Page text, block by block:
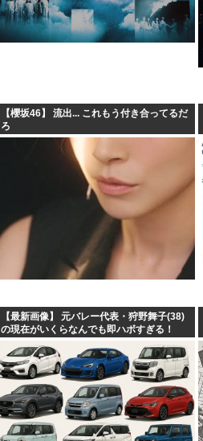
【櫻坂46】 流出... これもう付き合ってるだ
ろ
【最新画像】 元バレー代表・狩野舞子(38)
の現在がいくらなんでも即ハボすぎる！